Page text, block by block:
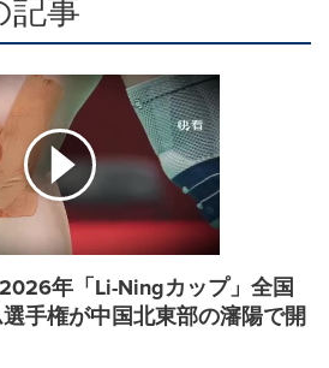
記事
年「Li-Ningカップ」全国
手権が中国北東部の瀋陽で開